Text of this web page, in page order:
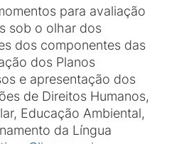
para avaliação
sob o olhar dos
dos componentes das
dos Planos
e apresentação dos
de Direitos Humanos,
Educação Ambiental,
da Língua